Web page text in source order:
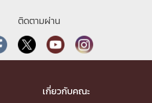
ติดตามผ่าน
เกี่ยวกับคณะ